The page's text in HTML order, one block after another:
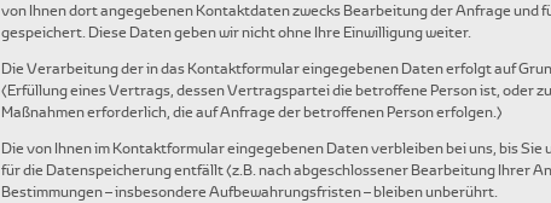
von Ihnen dort angegebenen Kontaktdaten zwecks Bearbeitung der Anfrage und
gespeichert. Diese Daten geben wir nicht ohne Ihre Einwilligung weiter.
Die Verarbeitung der in das Kontaktformular eingegebenen Daten erfolgt auf
(Erfüllung eines Vertrags, dessen Vertragspartei die betroffene Person ist, oder
Maßnahmen erforderlich, die auf Anfrage der betroffenen Person erfolgen.)
Die von Ihnen im Kontaktformular eingegebenen Daten verbleiben bei uns, bis
für die Datenspeicherung entfällt (z.B. nach abgeschlossener Bearbeitung Ihrer
Bestimmungen – insbesondere Aufbewahrungsfristen – bleiben unberührt.